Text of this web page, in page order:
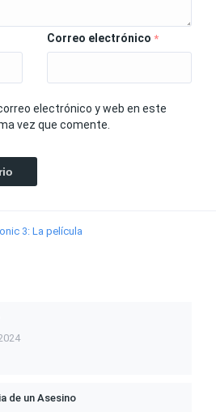
Correo electrónico *
electrónico y web en este
vez que comente.
3: La película
de un Asesino